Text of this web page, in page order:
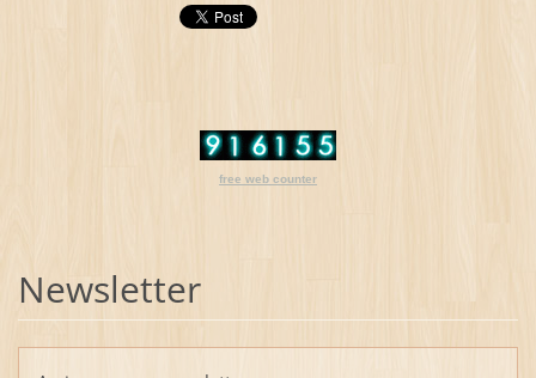
free web counter
Newsletter